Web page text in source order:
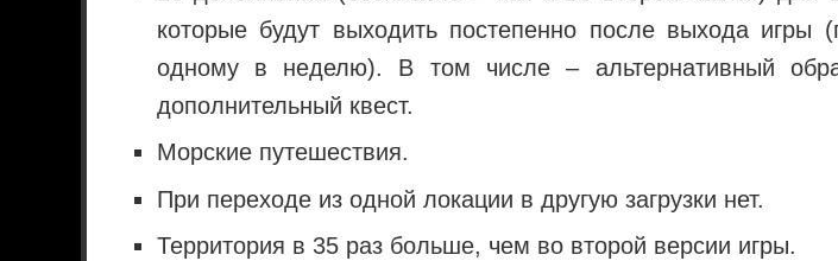
которые будут выходить постепенно после выхода игры
одному в неделю). В том числе – альтернативный
дополнительный квест.
Морские путешествия.
При переходе из одной локации в другую загрузки нет.
Территория в 35 раз больше, чем во второй версии игры.